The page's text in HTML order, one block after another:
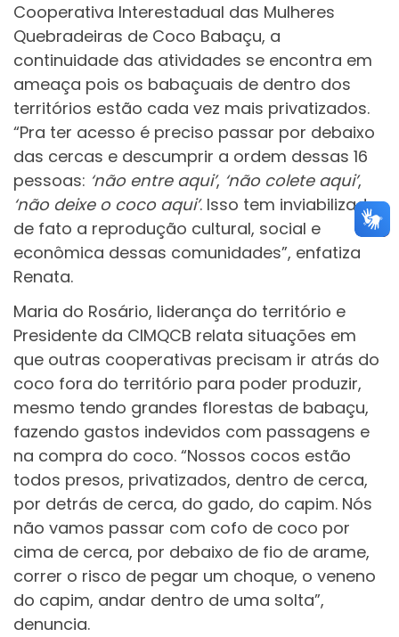
Cooperativa Interestadual das Mulheres
Quebradeiras de Coco Babaçu, a
continuidade das atividades se encontra em
ameaça pois os babaçuais de dentro dos
territórios estão cada vez mais privatizados.
“Pra ter acesso é preciso passar por debaixo
das cercas e descumprir a ordem dessas 16
pessoas: ‘não entre aqui’, ‘não colete aqui’,
‘não deixe o coco aqui’. Isso tem inviabilizado
de fato a reprodução cultural, social e
econômica dessas comunidades”, enfatiza
Renata.
Maria do Rosário, liderança do território e
Presidente da CIMQCB relata situações em
que outras cooperativas precisam ir atrás do
coco fora do território para poder produzir,
mesmo tendo grandes florestas de babaçu,
fazendo gastos indevidos com passagens e
na compra do coco. “Nossos cocos estão
todos presos, privatizados, dentro de cerca,
por detrás de cerca, do gado, do capim. Nós
não vamos passar com cofo de coco por
cima de cerca, por debaixo de fio de arame,
correr o risco de pegar um choque, o veneno
do capim, andar dentro de uma solta”,
denuncia.